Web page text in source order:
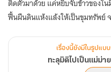
ติดตัวมาด้วย แค่หยิบจับข้าวของใ
ฟื้นผืนดินแห้งแล้งให้เป็นขุมทรัพย์
นางงัดทักษะปลายจวักขั้นเทพและ
ลวดลาย เริ่มต้นจากกลิ่นหอมยั่วน้
เรื่องนี้ยังมีในรูปแบ
ทะลุมิติไปเป็นแม่ม่า